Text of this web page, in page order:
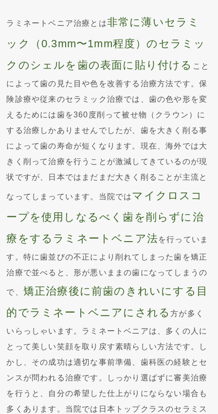
ラミネートベニア治療とは非常に薄いセラミ
ック（0.3mm〜1mm程度）のセラミッ
クのシェルを歯の表面に貼り付ける こと
によって歯の見た目や色を改善する治療方法です。保
険診療や従来のセラミック治療では、歯の色や形を変
えるためには歯を360度削って被せ物（クラウン）に
する治療しかありませんでしたが、歯を大きく削る事
によって歯の寿命が短くなります。現在、海外では大
きく削って治療を行うことが激減してきているのが現
状ですが、日本ではまだまだ大きく削ることが主流と
なってしまっています。当院ではマイクロスコ
ープを使用しなるべく歯を削らずに治
療をするラミネートベニア法を行っていま
す。特に歯並びの不正により削れてしまった歯を矯正
治療で並べると、形が悪いままの歯になってしまうの
で、 矯正治療後に前歯のきれいにする目
的でラミネートベニアにされる方が多く
いらっしゃいます。ラミネートベニアは、多くの人に
とって美しい笑顔を取り戻す素晴らしい方法です。し
かし、その成功は適切な事前準備、歯科医の経験とセ
ンスが問われる治療です。しっかり選ばずに審美治療
を行うと、自分の希望した仕上がりにならない場合も
多くあります。当院では日本トップクラスのセラミス